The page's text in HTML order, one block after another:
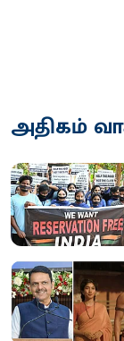
அதிகம்